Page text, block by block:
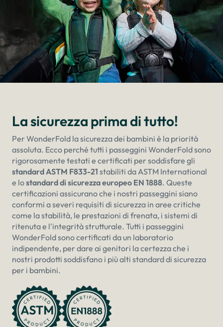
La sicurezza prima di tutto!
Per WonderFold la sicurezza dei bambini è la priorità
assoluta. Ecco perché tutti i passeggini WonderFold sono
rigorosamente testati e certificati per soddisfare gli
standard ASTM F833-21 stabiliti da ASTM International
e lostandard di sicurezza europeo EN 1888. Queste
certificazioni assicurano che i nostri passeggini siano
conformi a severi requisiti di sicurezza in aree critiche
come la stabilità, le prestazioni di frenata, i sistemi di
ritenuta e l'integrità strutturale. Tutti i passeggini
WonderFold sono certificati da un laboratorio
indipendente, per dare ai genitori la certezza che i
nostri prodotti soddisfano i più alti standard di sicurezza
per i bambini.